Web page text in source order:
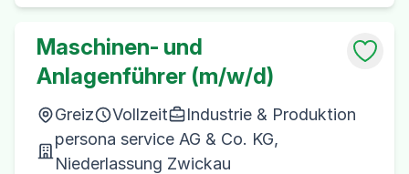
Maschinen- und
Anlagenführer (m/w/d)
Greiz Vollzeit
Industrie & Produktion
persona service AG & Co. KG,
Niederlassung Zwickau